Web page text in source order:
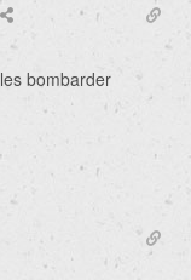
bombarder